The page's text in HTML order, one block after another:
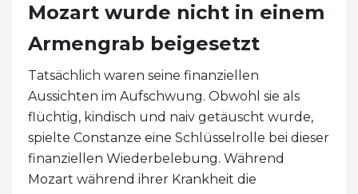
Mozart wurde nicht in einem
Armengrab beigesetzt
Tatsächlich waren seine finanziellen
Aussichten im Aufschwung. Obwohl sie als
flüchtig, kindisch und naiv getäuscht wurde,
spielte Constanze eine Schlüsselrolle bei dieser
finanziellen Wiederbelebung. Während
Mozart während ihrer Krankheit die